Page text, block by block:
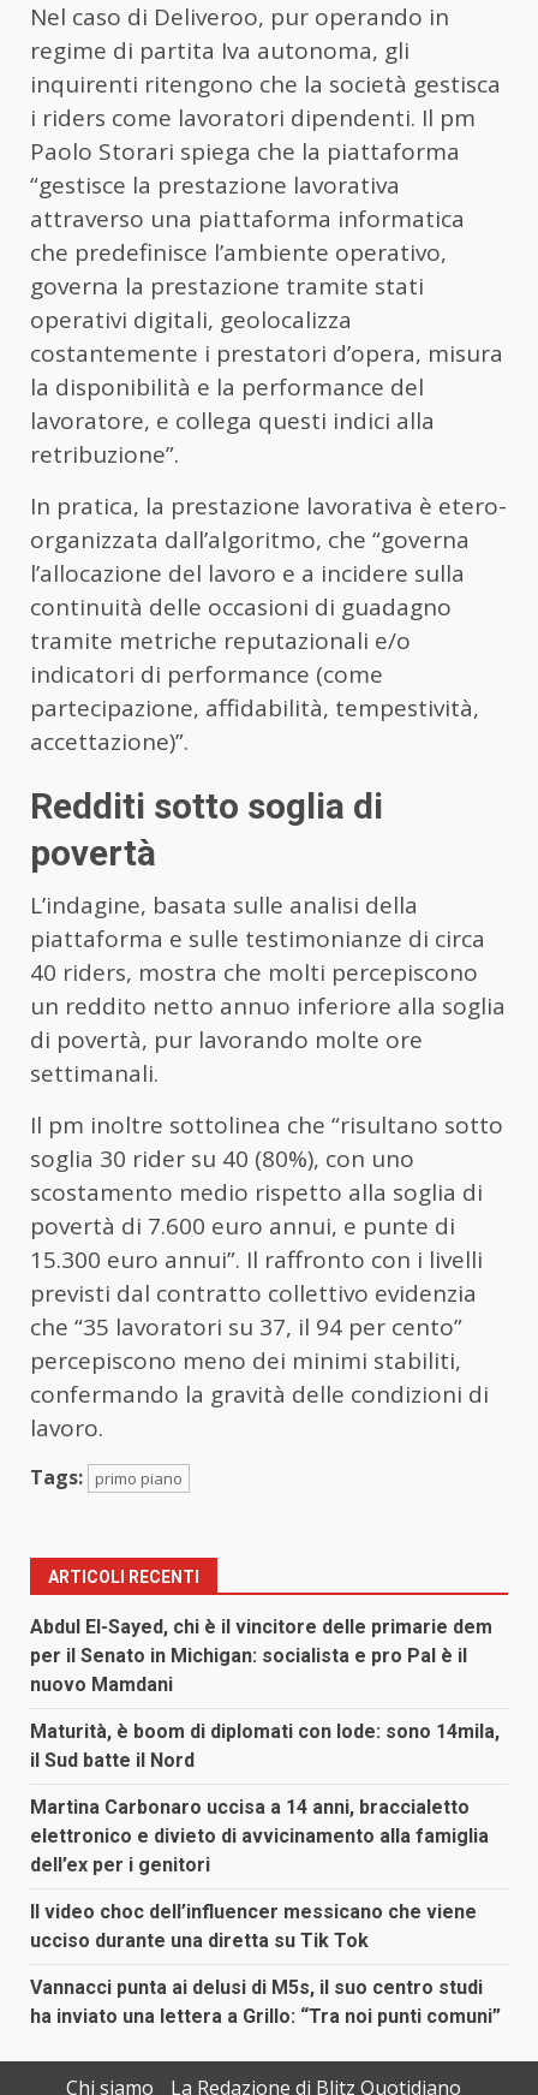
Nel caso di Deliveroo, pur operando in
regime di partita Iva autonoma, gli
inquirenti ritengono che la società gestisca
i riders come lavoratori dipendenti. Il pm
Paolo Storari spiega che la piattaforma
“gestisce la prestazione lavorativa
attraverso una piattaforma informatica
che predefinisce l’ambiente operativo,
governa la prestazione tramite stati
operativi digitali, geolocalizza
costantemente i prestatori d’opera, misura
la disponibilità e la performance del
lavoratore, e collega questi indici alla
retribuzione”.
In pratica, la prestazione lavorativa è etero-
organizzata dall’algoritmo, che “governa
l’allocazione del lavoro e a incidere sulla
continuità delle occasioni di guadagno
tramite metriche reputazionali e/o
indicatori di performance (come
partecipazione, affidabilità, tempestività,
accettazione)”.
Redditi sotto soglia di
povertà
L’indagine, basata sulle analisi della
piattaforma e sulle testimonianze di circa
40 riders, mostra che molti percepiscono
un reddito netto annuo inferiore alla soglia
di povertà, pur lavorando molte ore
settimanali.
Il pm inoltre sottolinea che “risultano sotto
soglia 30 rider su 40 (80%), con uno
scostamento medio rispetto alla soglia di
povertà di 7.600 euro annui, e punte di
15.300 euro annui”. Il raffronto con i livelli
previsti dal contratto collettivo evidenzia
che “35 lavoratori su 37, il 94 per cento”
percepiscono meno dei minimi stabiliti,
confermando la gravità delle condizioni di
lavoro.
Tags: primo piano
ARTICOLI RECENTI
Abdul El-Sayed, chi è il vincitore delle primarie dem
per il Senato in Michigan: socialista e pro Pal è il
nuovo Mamdani
Maturità, è boom di diplomati con lode: sono 14mila,
il Sud batte il Nord
Martina Carbonaro uccisa a 14 anni, braccialetto
elettronico e divieto di avvicinamento alla famiglia
dell’ex per i genitori
Il video choc dell’influencer messicano che viene
ucciso durante una diretta su Tik Tok
Vannacci punta ai delusi di M5s, il suo centro studi
ha inviato una lettera a Grillo: “Tra noi punti comuni”
Chi siamo La Redazione di Blitz Quotidiano